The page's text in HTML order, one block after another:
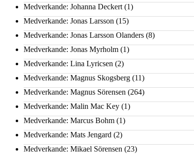
Medverkande: Johanna Deckert (1)
Medverkande: Jonas Larsson (15)
Medverkande: Jonas Larsson Olanders (8)
Medverkande: Jonas Myrholm (1)
Medverkande: Lina Lyricsen (2)
Medverkande: Magnus Skogsberg (11)
Medverkande: Magnus Sörensen (264)
Medverkande: Malin Mac Key (1)
Medverkande: Marcus Bohm (1)
Medverkande: Mats Jengard (2)
Medverkande: Mikael Sörensen (23)